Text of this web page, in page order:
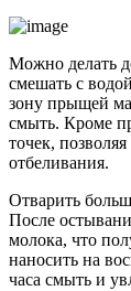
Можно делать
смешать с
зону прыщей
смыть. Кроме
точек,
отбеливания.
Отварить
После
молока, что
наносить на
часа смыть и